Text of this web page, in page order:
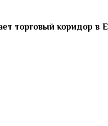
торговый коридор в